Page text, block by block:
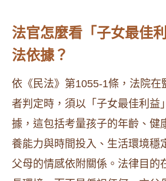
法官怎麼看「子女最佳
法依據？
依《民法》第1055-1條，法院在
者判定時，須以「子女最佳利益
據，這包括考量孩子的年齡、健
養能力與時間投入、生活環境穩
父母的情感依附關係。法律目的